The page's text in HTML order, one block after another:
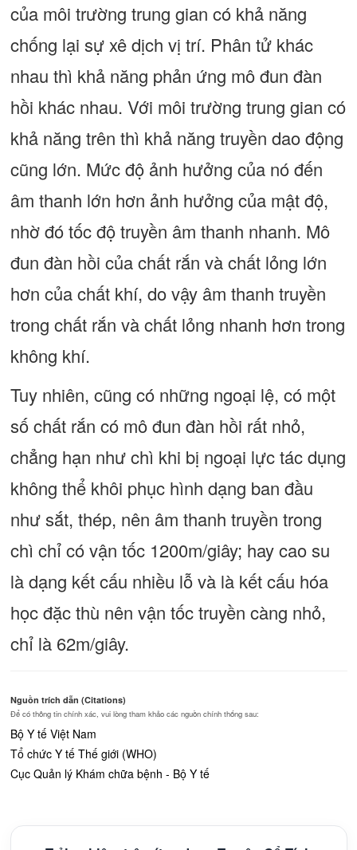
của môi trường trung gian có khả năng
chống lại sự xê dịch vị trí. Phân tử khác
nhau thì khả năng phản ứng mô đun đàn
hồi khác nhau. Với môi trường trung gian có
khả năng trên thì khả năng truyền dao động
cũng lớn. Mức độ ảnh hưởng của nó đến
âm thanh lớn hơn ảnh hưởng của mật độ,
nhờ đó tốc độ truyền âm thanh nhanh. Mô
đun đàn hồi của chất rắn và chất lỏng lớn
hơn của chất khí, do vậy âm thanh truyền
trong chất rắn và chất lỏng nhanh hơn trong
không khí.
Tuy nhiên, cũng có những ngoại lệ, có một
số chất rắn có mô đun đàn hồi rất nhỏ,
chẳng hạn như chì khi bị ngoại lực tác dụng
không thể khôi phục hình dạng ban đầu
như sắt, thép, nên âm thanh truyền trong
chì chỉ có vận tốc 1200m/giây; hay cao su
là dạng kết cấu nhiều lỗ và là kết cấu hóa
học đặc thù nên vận tốc truyền càng nhỏ,
chỉ là 62m/giây.
Nguồn trích dẫn (Citations)
Để có thông tin chính xác, vui lòng tham khảo các nguồn chính thống sau:
Bộ Y tế Việt Nam
Tổ chức Y tế Thế giới (WHO)
Cục Quản lý Khám chữa bệnh - Bộ Y tế